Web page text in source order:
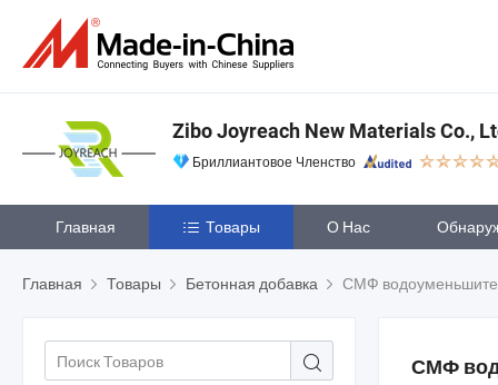
Zibo Joyreach New Materials Co.,
Бриллиантовое Членство
Главная Товары О Нас
Главная Товары Бетонная добавка СМФ водоуменьшитель -
СМФ